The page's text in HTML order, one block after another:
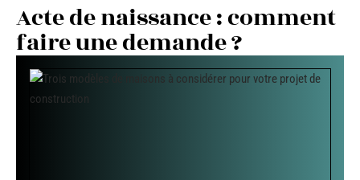
Acte de naissance : comment
faire une demande ?